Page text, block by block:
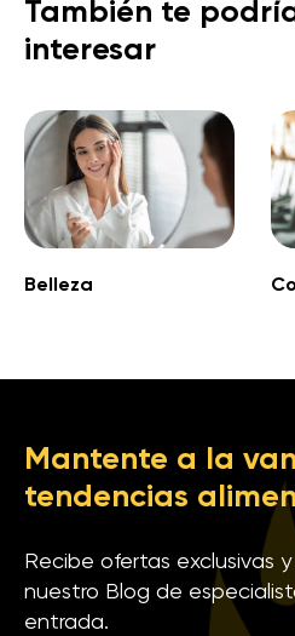
También te
interesar
Belleza
Mantente a la
tendencias
Recibe ofertas exclusivas
nuestro Blog de
entrada.